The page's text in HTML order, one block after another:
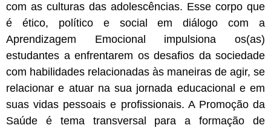
com as culturas das adolescências. Esse corpo que
é ético, político e social em diálogo com a
Aprendizagem Emocional impulsiona os(as)
estudantes a enfrentarem os desafios da sociedade
com habilidades relacionadas às maneiras de agir, se
relacionar e atuar na sua jornada educacional e em
suas vidas pessoais e profissionais. A Promoção da
Saúde é tema transversal para a formação de